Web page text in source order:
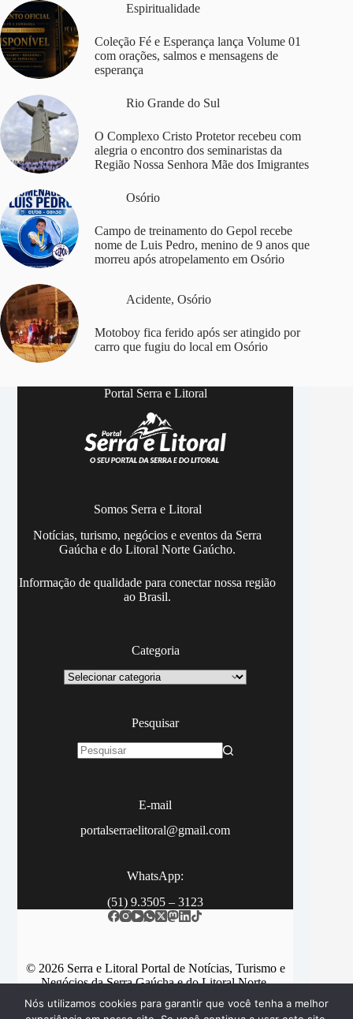
Espiritualidade
Coleção Fé e Esperança lança Volume 01
com orações, salmos e mensagens de
esperança
Rio Grande do Sul
O Complexo Cristo Protetor recebeu com
alegria o encontro dos seminaristas da
Região Nossa Senhora Mãe dos Imigrantes
Osório
Campo de treinamento do Gepol recebe
nome de Luis Pedro, menino de 9 anos que
morreu após atropelamento em Osório
Acidente, Osório
Motoboy fica ferido após ser atingido por
carro que fugiu do local em Osório
Portal Serra e Litoral
Somos Serra e Litoral
Notícias, turismo, negócios e eventos da Serra
Gaúcha e do Litoral Norte Gaúcho.
Informação de qualidade para conectar nossa região
ao Brasil.
Categoria
Categoria
Pesquisar
E-mail
portalserraelitoral@gmail.com
WhatsApp:
(51) 9.3505 – 3123
© 2026 Serra e Litoral Portal de Notícias, Turismo e
Negócios da Serra Gaúcha e do Litoral Norte.
Nós utilizamos cookies para garantir que você tenha a melhor